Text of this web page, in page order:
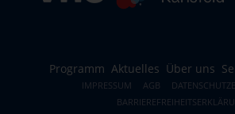
Programm Aktuelles Über uns
IMPRESSUM AGB